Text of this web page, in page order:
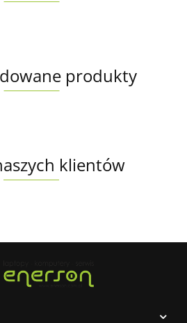
produkty
klientów